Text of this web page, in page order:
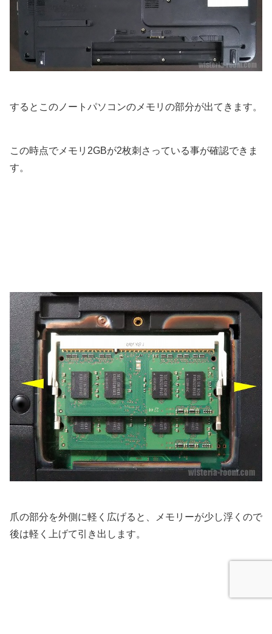
するとこのノートパソコンのメモリの部分が出てきます。
この時点でメモリ2GBが2枚刺さっている事が確認できま
す。
爪の部分を外側に軽く広げると、メモリーが少し浮くので
後は軽く上げて引き出します。